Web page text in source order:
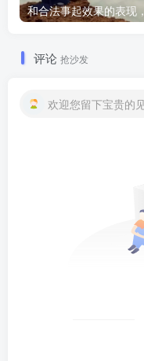
评论 抢沙发
欢迎您留下宝贵的